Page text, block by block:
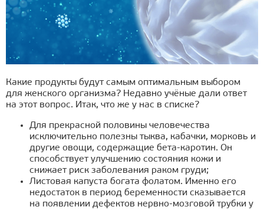
Какие продукты будут самым оптимальным выбором
для женского организма? Недавно учёные дали ответ
на этот вопрос. Итак, что же у нас в списке?
Для прекрасной половины человечества
исключительно полезны тыква, кабачки, морковь и
другие овощи, содержащие бета-каротин. Он
способствует улучшению состояния кожи и
снижает риск заболевания раком груди;
Листовая капуста богата фолатом. Именно его
недостаток в период беременности сказывается
на появлении дефектов нервно-мозговой трубки у